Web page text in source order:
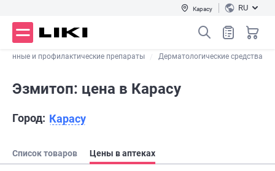
Карасу RU
и профилактические препараты Дерматологические средства
Эзмитоп: цена в Карасу
Город: Карасу
Список товаров Цены в аптеках